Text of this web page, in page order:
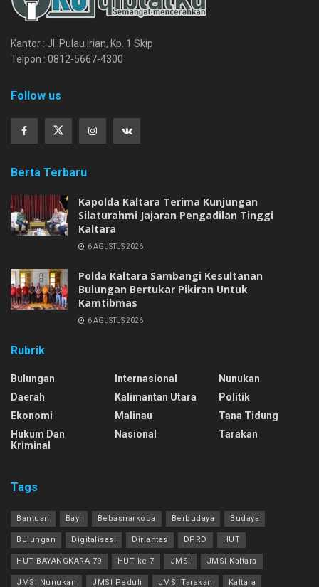
Kantor : Jl. Pulau Irian, Kp. 1 Skip
Telpon : 0812-5667-4300
Follow us
Berta Terbaru
Kapolda Kaltara Terima Kunjungan
Silaturahmi Jajaran Pengadilan Tinggi
Kaltara
6 AGUSTUS 2026
Polda Kaltara Sambangi Kesultanan
Bulungan Bertukar Pikiran Untuk
Kamtibmas
6 AGUSTUS 2026
Rubrik
Bulungan
Daerah
Ekonomi
Hukum Dan
Kriminal
Internasional
Kalimantan Utara
Malinau
Nasional
Nunukan
Politik
Tana Tidung
Tarakan
Tags
Bantuan Bayi Bebasnarkoba Berbudaya Budaya
Bulungan Digitalisasi Dirlantas DPRD HUT
HUT BAYANGKARA 79 HUT ke-7 JMSI JMSI Kaltara
JMSI Nunukan JMSI Peduli JMSI Tarakan Kaltara